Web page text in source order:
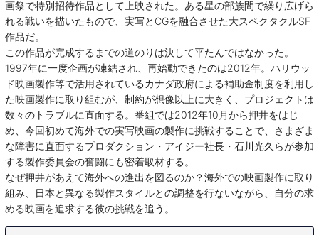
画祭で特別招待作品として上映された。ある星の部族間で繰り広げら
れる戦いを描いたもので、実写とCGを融合させた大スペクタクルSF
作品だ。
この作品が完成するまでの道のりは決して平たんではなかった。
1997年に一度企画が凍結され、再始動できたのは2012年。ハリウッ
ド映画製作等で活用されているカナダ政府による補助金制度を利用し
た映画製作に取り組むが、制約が想像以上に大きく、プロジェクトは
数々のトラブルに直面する。番組では2012年10月から押井をはじ
め、今回初めて海外での実写映画の製作に挑戦することで、さまざま
な障害に直面するプロダクション・アイジー社長・石川光久らが参加
する製作委員会の奮闘にも密着取材する。
なぜ押井があえて海外への進出を図るのか？海外での映画製作に取り
組み、日本と異なる製作スタイルとの調整を行ないながら、自分の求
める映画を追求する彼の挑戦を追う。